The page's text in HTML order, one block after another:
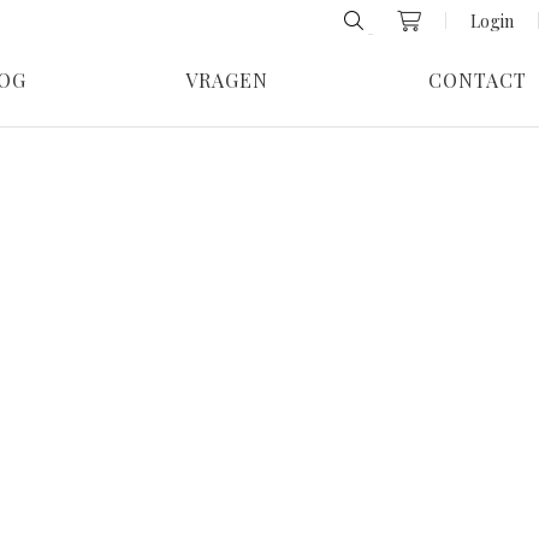
Login
VRAGEN CONTACT